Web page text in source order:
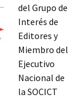
del Grupo de
Interés de
Editores y
Miembro del
Ejecutivo
Nacional de
la SOCICT